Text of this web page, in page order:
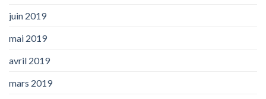
juin 2019
mai 2019
avril 2019
mars 2019